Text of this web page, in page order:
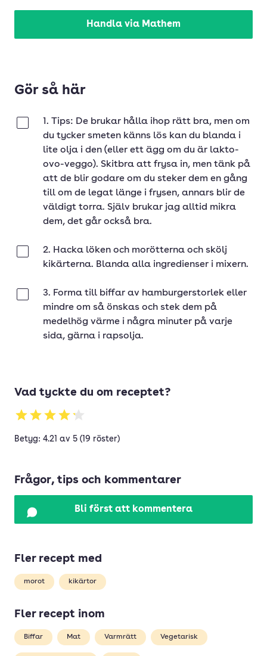
Handla via Mathem
Gör så här
1. Tips: De brukar hålla ihop rätt bra, men om
du tycker smeten känns lös kan du blanda i
lite olja i den (eller ett ägg om du är lakto-
ovo-veggo). Skitbra att frysa in, men tänk på
att de blir godare om du steker dem en gång
till om de legat länge i frysen, annars blir de
väldigt torra. Själv brukar jag alltid mikra
dem, det går också bra.
2. Hacka löken och morötterna och skölj
kikärterna. Blanda alla ingredienser i mixern.
3. Forma till biffar av hamburgerstorlek eller
mindre om så önskas och stek dem på
medelhög värme i några minuter på varje
sida, gärna i rapsolja.
Vad tyckte du om receptet?
Betyg: 4.21 av 5 (19 röster)
Frågor, tips och kommentarer
Bli först att kommentera
Fler recept med
morot kikärtor
Fler recept inom
Biffar Mat Varmrätt Vegetarisk